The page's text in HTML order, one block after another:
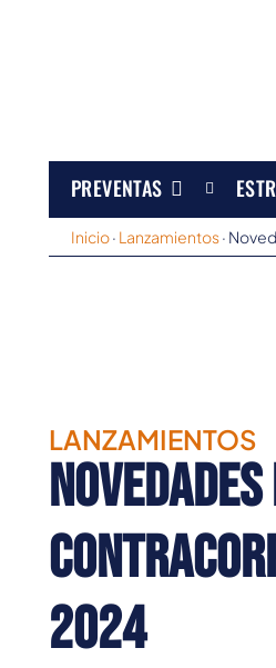
PREVENTAS
Inicio· Lanzamientos·
LANZAMIENTOS
Novedades
2024